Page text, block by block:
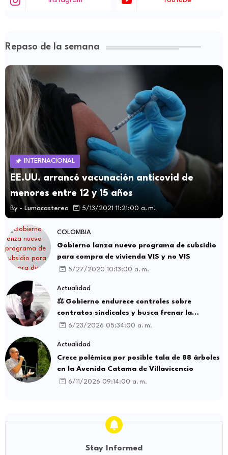
Repaso de la semana
INTERNACIONAL
EE.UU. arrancó vacunación anticovid de
menores entre 12 y 15 años
By - Lumacastereo 5/13/2021 11:21:00 a. m.
COLOMBIA
Gobierno lanza nuevo programa de subsidio
para compra de vivienda VIS y no VIS
5/27/2020 10:13:00 a. m.
Actualidad
⚖️ Gobierno endurece controles sobre
contratos sindicales y busca frenar la
intermediación laboral ilegal
6/23/2026 05:34:00 a. m.
Actualidad
Crece polémica por posible tala de 88 árboles
en la Avenida Catama de Villavicencio
6/11/2026 09:14:00 a. m.
Stay Informed